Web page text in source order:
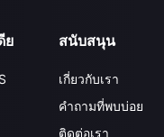
ย สนับสนุน
เกี่ยวกับเรา
คำถามที่พบบ่อย
ติดต่อเรา